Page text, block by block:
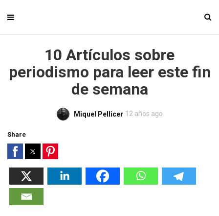
10 Artículos sobre
periodismo para leer este fin
de semana
Miquel Pellicer 12 años ago
Share